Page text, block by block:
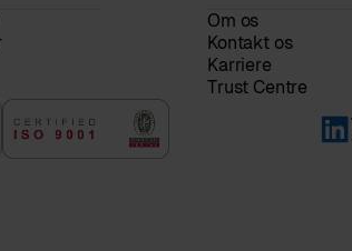
Om os
Kontakt os
Karriere
Trust Centre